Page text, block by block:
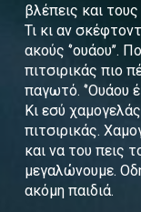
βλέπεις και
Τι κι αν
ακούς
πιτσιρικάς πιο
παγωτό. ‘’Ουάου
Κι εσύ
πιτσιρικάς.
και να του πεις
μεγαλώνουμε.
ακόμη παιδιά.